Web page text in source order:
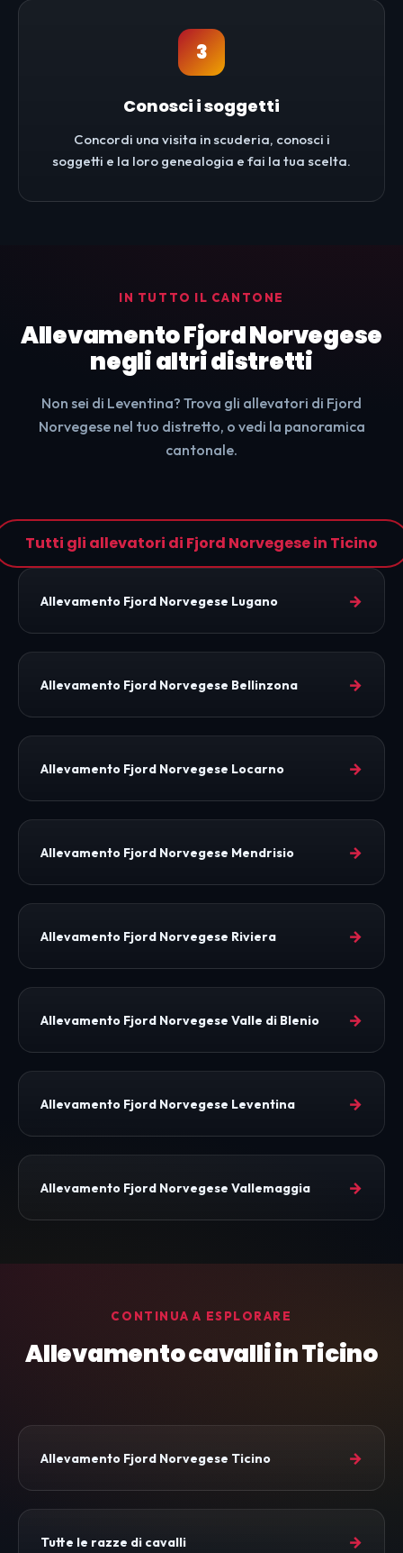
3
Conosci i soggetti
Concordi una visita in scuderia, conosci i
soggetti e la loro genealogia e fai la tua scelta.
IN TUTTO IL CANTONE
Allevamento Fjord Norvegese
negli altri distretti
Non sei di Leventina? Trova gli allevatori di Fjord
Norvegese nel tuo distretto, o vedi la panoramica
cantonale.
Tutti gli allevatori di Fjord Norvegese in Ticino
Allevamento Fjord Norvegese Lugano →
Allevamento Fjord Norvegese Bellinzona →
Allevamento Fjord Norvegese Locarno →
Allevamento Fjord Norvegese Mendrisio →
Allevamento Fjord Norvegese Riviera →
Allevamento Fjord Norvegese Valle di Blenio →
Allevamento Fjord Norvegese Leventina →
Allevamento Fjord Norvegese Vallemaggia →
CONTINUA A ESPLORARE
Allevamento cavalli in Ticino
Allevamento Fjord Norvegese Ticino →
Tutte le razze di cavalli →